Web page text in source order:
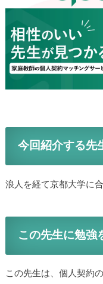
今回紹介する先
浪人を経て京都大学に
この先生に勉強
この先生は、個人契約